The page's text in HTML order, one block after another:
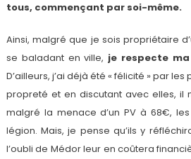
tous, commençant par soi-même.
Ainsi, malgré que je sois propriétaire
se baladant en ville, je respecte
D’ailleurs, j’ai déjà été « félicité » par
propreté et en discutant avec elles, il
malgré la menace d’un PV à 68€,
légion. Mais, je pense qu’ils y
l’oubli de Médor leur en coûtera